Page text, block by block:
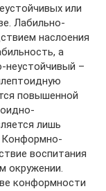
или
Лабильно-
наслоения
а
неустойчивый –
повышенной
лишь
Конформно-
воспитания
окружении.
конформности